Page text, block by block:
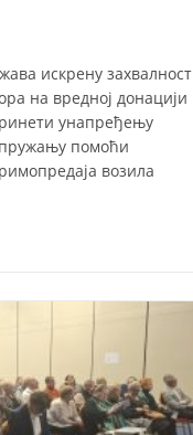
искрену захвалност
на вредној донацији
унапређењу
помоћи
возила